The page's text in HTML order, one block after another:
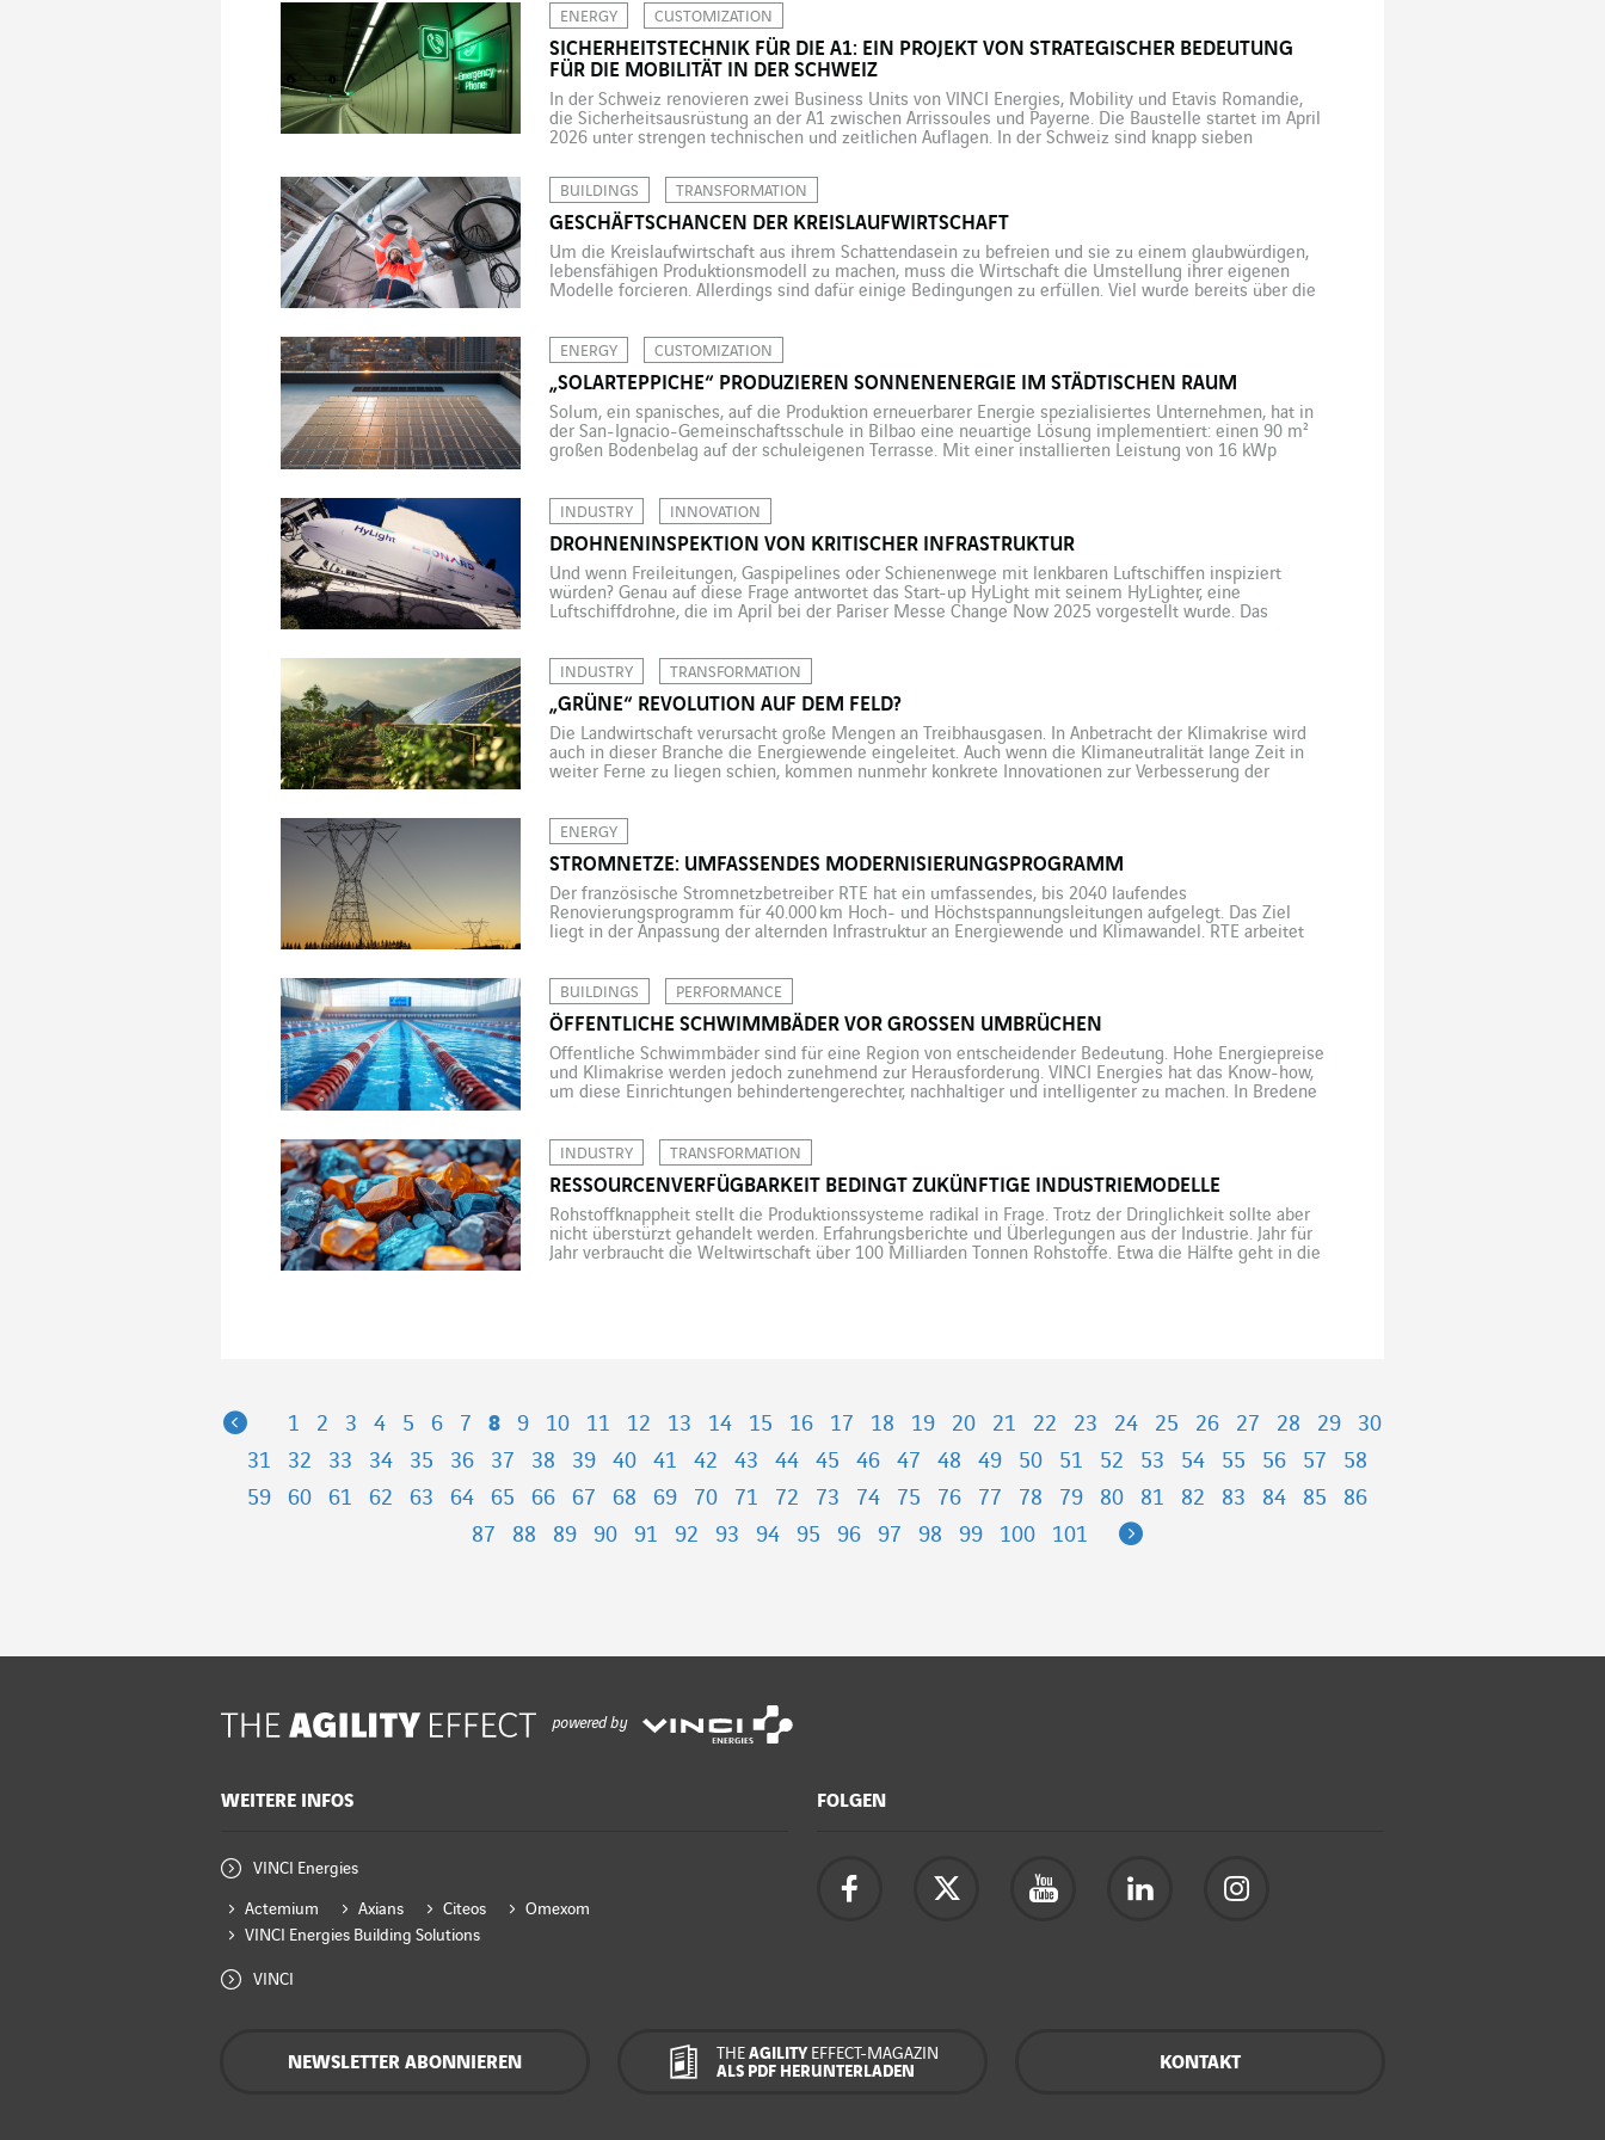
ENERGY CUSTOMIZATION
SICHERHEITSTECHNIK FÜR DIE A1: EIN PROJEKT VON STRATEGISCHER BEDEUTUNG
FÜR DIE MOBILITÄT IN DER SCHWEIZ
In der Schweiz renovieren zwei Business Units von VINCI Energies, Mobility und Etavis Romandie,
die Sicherheitsausrüstung an der A1 zwischen Arrissoules und Payerne. Die Baustelle startet im April
2026 unter strengen technischen und zeitlichen Auflagen. In der Schweiz sind knapp sieben
BUILDINGS TRANSFORMATION
GESCHÄFTSCHANCEN DER KREISLAUFWIRTSCHAFT
Um die Kreislaufwirtschaft aus ihrem Schattendasein zu befreien und sie zu einem glaubwürdigen,
lebensfähigen Produktionsmodell zu machen, muss die Wirtschaft die Umstellung ihrer eigenen
Modelle forcieren. Allerdings sind dafür einige Bedingungen zu erfüllen. Viel wurde bereits über die
ENERGY CUSTOMIZATION
„SOLARTEPPICHE“ PRODUZIEREN SONNENENERGIE IM STÄDTISCHEN RAUM
Solum, ein spanisches, auf die Produktion erneuerbarer Energie spezialisiertes Unternehmen, hat in
der San-Ignacio-Gemeinschaftsschule in Bilbao eine neuartige Lösung implementiert: einen 90 m²
großen Bodenbelag auf der schuleigenen Terrasse. Mit einer installierten Leistung von 16 kWp
INDUSTRY INNOVATION
DROHNENINSPEKTION VON KRITISCHER INFRASTRUKTUR
Und wenn Freileitungen, Gaspipelines oder Schienenwege mit lenkbaren Luftschiffen inspiziert
würden? Genau auf diese Frage antwortet das Start-up HyLight mit seinem HyLighter, eine
Luftschiffdrohne, die im April bei der Pariser Messe Change Now 2025 vorgestellt wurde. Das
INDUSTRY TRANSFORMATION
„GRÜNE“ REVOLUTION AUF DEM FELD?
Die Landwirtschaft verursacht große Mengen an Treibhausgasen. In Anbetracht der Klimakrise wird
auch in dieser Branche die Energiewende eingeleitet. Auch wenn die Klimaneutralität lange Zeit in
weiter Ferne zu liegen schien, kommen nunmehr konkrete Innovationen zur Verbesserung der
ENERGY
STROMNETZE: UMFASSENDES MODERNISIERUNGSPROGRAMM
Der französische Stromnetzbetreiber RTE hat ein umfassendes, bis 2040 laufendes
Renovierungsprogramm für 40.000 km Hoch- und Höchstspannungsleitungen aufgelegt. Das Ziel
liegt in der Anpassung der alternden Infrastruktur an Energiewende und Klimawandel. RTE arbeitet
Höchstspannungsnetz (225 […]
BUILDINGS PERFORMANCE
ÖFFENTLICHE SCHWIMMBÄDER VOR GROSSEN UMBRÜCHEN
Öffentliche Schwimmbäder sind für eine Region von entscheidender Bedeutung. Hohe Energiepreise
und Klimakrise werden jedoch zunehmend zur Herausforderung. VINCI Energies hat das Know-how,
um diese Einrichtungen behindertengerechter, nachhaltiger und intelligenter zu machen. In Bredene
INDUSTRY TRANSFORMATION
RESSOURCENVERFÜGBARKEIT BEDINGT ZUKÜNFTIGE INDUSTRIEMODELLE
Rohstoffknappheit stellt die Produktionssysteme radikal in Frage. Trotz der Dringlichkeit sollte aber
nicht überstürzt gehandelt werden. Erfahrungsberichte und Überlegungen aus der Industrie. Jahr für
Jahr verbraucht die Weltwirtschaft über 100 Milliarden Tonnen Rohstoffe. Etwa die Hälfte geht in die
Previous
1 2 3 4 5 6 7 8 9 10 11 12 13 14 15 16 17 18 19 20 21 22 23 24 25 26 27 28 29
30
31
32 33 34 35 36 37 38 39 40 41 42 43 44 45 46 47 48 49 50 51 52 53 54 55 56 57
58
59
60 61 62 63 64 65 66 67 68 69 70 71 72 73 74 75 76 77 78 79 80 81 82 83 84 85
86
87
88 89 90 91 92 93 94 95 96 97 98 99 100 101 Next
powered by
WEITERE INFOS
VINCI Energies
Actemium Axians Citeos
Omexom
VINCI Energies Building Solutions
VINCI
FOLGEN
NEWSLETTER ABONNIEREN THEAGILITY EFFECT-MAGAZIN
ALS PDF HERUNTERLADEN
KONTAKT